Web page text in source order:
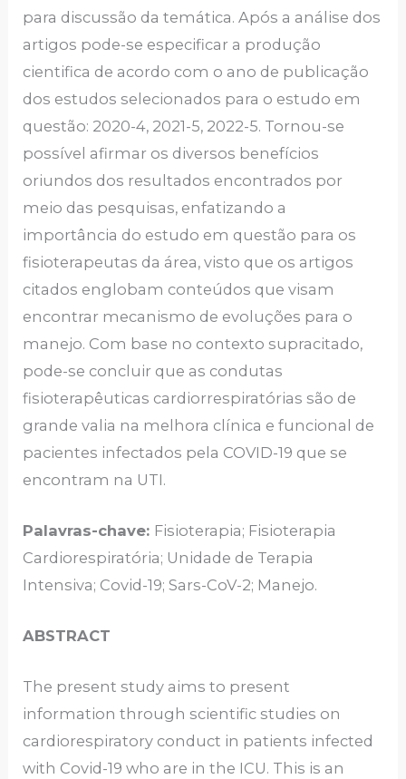
para discussão da temática. Após a análise dos
artigos pode-se especificar a produção
cientifica de acordo com o ano de publicação
dos estudos selecionados para o estudo em
questão: 2020-4, 2021-5, 2022-5. Tornou-se
possível afirmar os diversos benefícios
oriundos dos resultados encontrados por
meio das pesquisas, enfatizando a
importância do estudo em questão para os
fisioterapeutas da área, visto que os artigos
citados englobam conteúdos que visam
encontrar mecanismo de evoluções para o
manejo. Com base no contexto supracitado,
pode-se concluir que as condutas
fisioterapêuticas cardiorrespiratórias são de
grande valia na melhora clínica e funcional de
pacientes infectados pela COVID-19 que se
encontram na UTI.
Palavras-chave: Fisioterapia; Fisioterapia
Cardiorespiratória; Unidade de Terapia
Intensiva; Covid-19; Sars-CoV-2; Manejo.
ABSTRACT
The present study aims to present
information through scientific studies on
cardiorespiratory conduct in patients infected
with Covid-19 who are in the ICU. This is an